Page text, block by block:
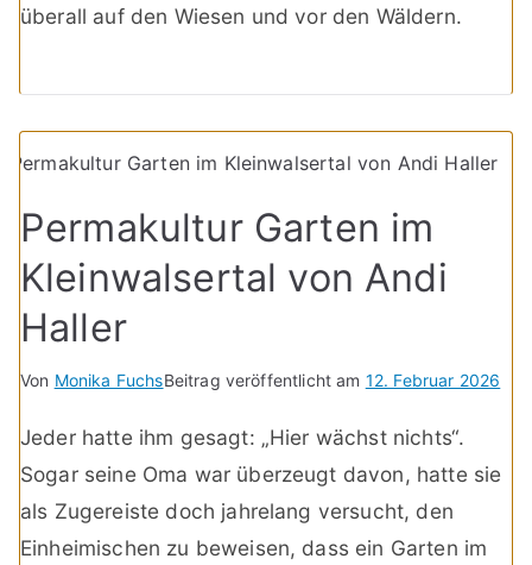
überall auf den Wiesen und vor den Wäldern.
Permakultur Garten im
Kleinwalsertal von Andi
Haller
Von Monika FuchsBeitrag veröffentlicht am 12. Februar 2026
Jeder hatte ihm gesagt: „Hier wächst nichts“.
Sogar seine Oma war überzeugt davon, hatte sie
als Zugereiste doch jahrelang versucht, den
Einheimischen zu beweisen, dass ein Garten im